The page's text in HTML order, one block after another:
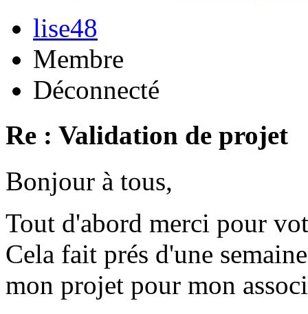
lise48
Membre
Déconnecté
Re : Validation de projet
Bonjour à tous,
Tout d'abord merci pour
Cela fait prés d'une
mon projet pour mon